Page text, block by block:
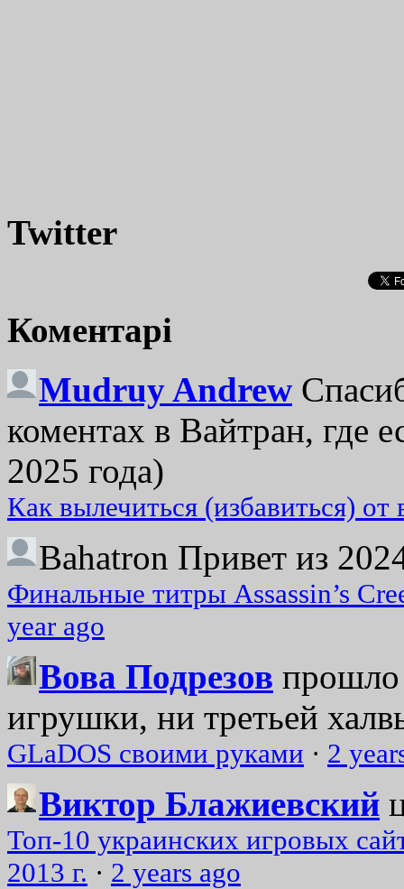
Twitter
Коментарі
Mudruy Andrew
коментах в Вайтран, где
2025 года)
Как вылечиться (избавиться)
Bahatron Привет из
Финальные титры Assassin’s
year ago
Вова Подрезов прошло
игрушки, ни третьей
GLaDOS своими руками · 2
Виктор Блажиевский
Топ-10 украинских игровых
2013 г. · 2 years ago